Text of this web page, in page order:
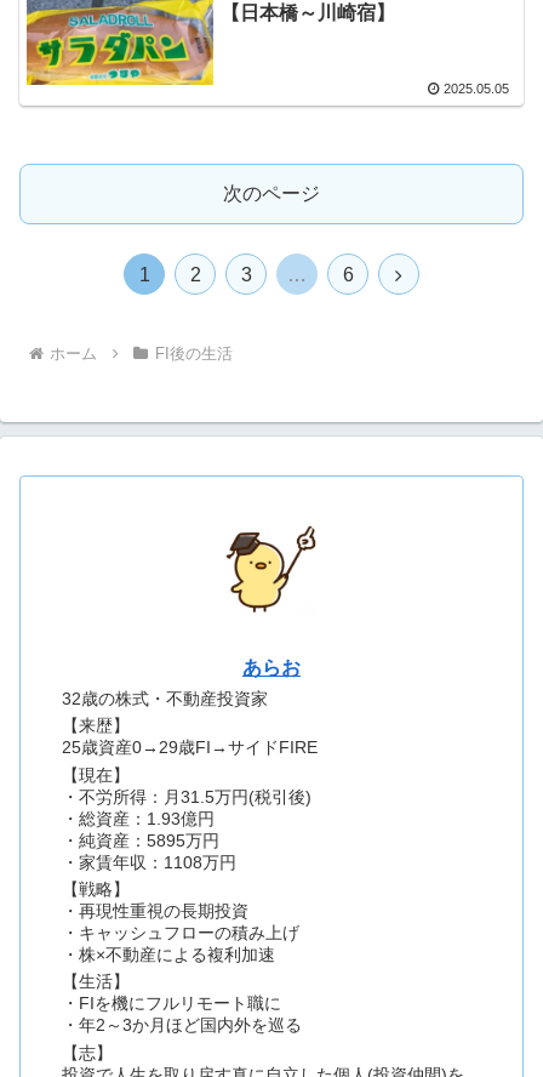
【日本橋～川崎宿】
2025.05.05
次のページ
1 2 3 … 6
次
ホーム FI後の生活
あらお
32歳の株式・不動産投資家
【来歴】
25歳資産0→29歳FI→サイドFIRE
【現在】
・不労所得：月31.5万円(税引後)
・総資産：1.93億円
・純資産：5895万円
・家賃年収：1108万円
【戦略】
・再現性重視の長期投資
・キャッシュフローの積み上げ
・株×不動産による複利加速
【生活】
・FIを機にフルリモート職に
・年2～3か月ほど国内外を巡る
【志】